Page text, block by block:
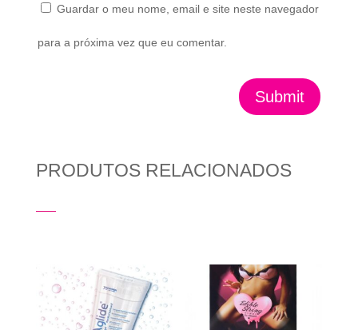
Guardar o meu nome, email e site neste navegador
para a próxima vez que eu comentar.
Submit
PRODUTOS RELACIONADOS